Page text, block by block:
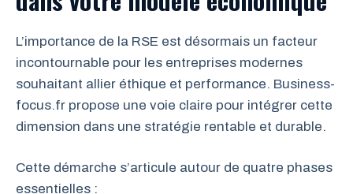
L’importance de la RSE est désormais un facteur
incontournable pour les entreprises modernes
souhaitant allier éthique et performance. Business-
focus.fr propose une voie claire pour intégrer cette
dimension dans une stratégie rentable et durable.
Cette démarche s’articule autour de quatre phases
essentielles :